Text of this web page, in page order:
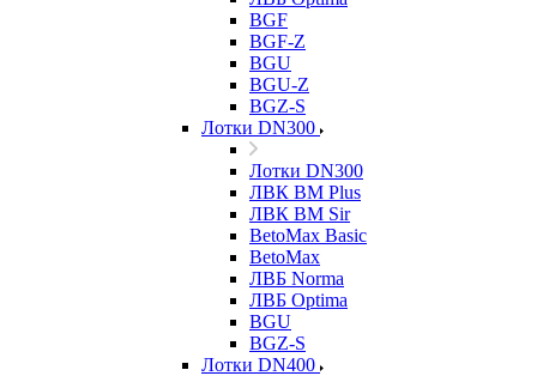
BGF
BGF-Z
BGU
BGU-Z
BGZ-S
Лотки DN300
Лотки DN300
ЛВК ВМ Plus
ЛВК ВМ Sir
BetoMax Basic
BetoMax
ЛВБ Norma
ЛВБ Optima
BGU
BGZ-S
Лотки DN400